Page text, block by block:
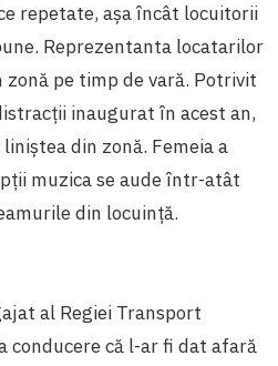
repetate, așa încât locuitorii
Reprezentanta locatarilor
pe timp de vară. Potrivit
inaugurat în acest an,
din zonă. Femeia a
muzica se aude într-atât
din locuință.
al Regiei Transport
conducere că l-ar fi dat afară